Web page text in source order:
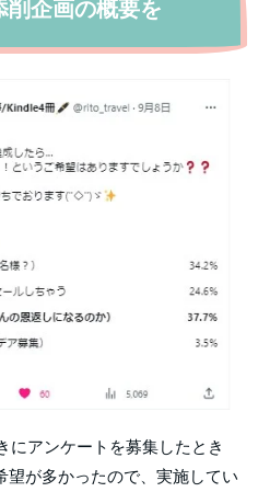
削企画の概要を
にアンケートを募集したとき
が多かったので、実施してい